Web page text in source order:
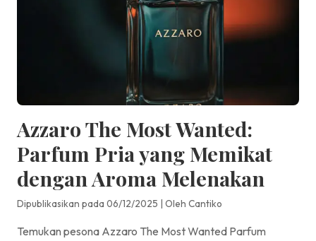
Azzaro The Most Wanted:
Parfum Pria yang Memikat
dengan Aroma Melenakan
Dipublikasikan pada 06/12/2025 | Oleh Cantiko
Temukan pesona Azzaro The Most Wanted Parfum